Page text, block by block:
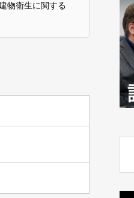
物衛生に関する